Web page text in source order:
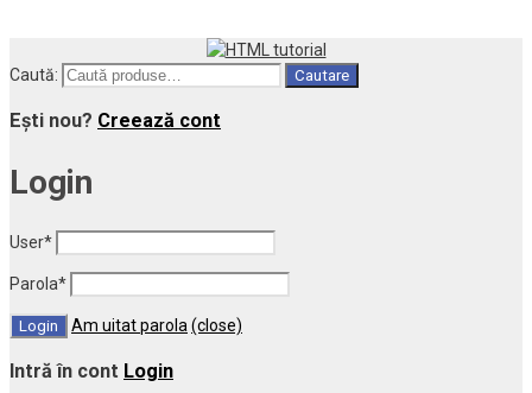
Caută: Cautare
Ești nou? Creează cont
Login
User*
Parola*
Am uitat parola (close)
Intră în cont Login